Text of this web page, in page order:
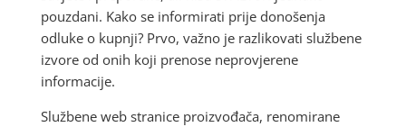
pouzdani. Kako se informirati prije donošenja
odluke o kupnji? Prvo, važno je razlikovati službene
izvore od onih koji prenose neprovjerene
informacije.
Službene web stranice proizvođača, renomirane